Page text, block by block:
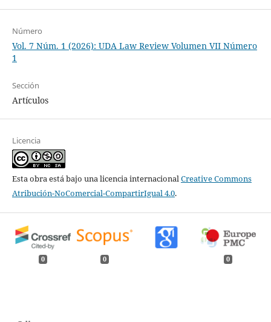
Número
Vol. 7 Núm. 1 (2026): UDA Law Review Volumen VII Número
1
Sección
Artículos
Licencia
Esta obra está bajo una licencia internacionalCreative Commons
Atribución-NoComercial-CompartirIgual 4.0.
0 0 0